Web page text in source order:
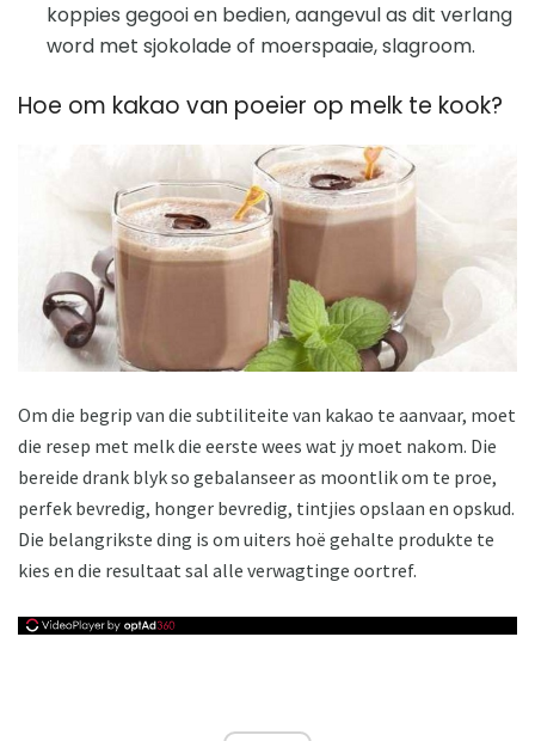
koppies gegooi en bedien, aangevul as dit verlang
word met sjokolade of moerspaaie, slagroom.
Hoe om kakao van poeier op melk te kook?
Om die begrip van die subtiliteite van kakao te aanvaar, moet
die resep met melk die eerste wees wat jy moet nakom. Die
bereide drank blyk so gebalanseer as moontlik om te proe,
perfek bevredig, honger bevredig, tintjies opslaan en opskud.
Die belangrikste ding is om uiters hoë gehalte produkte te
kies en die resultaat sal alle verwagtinge oortref.